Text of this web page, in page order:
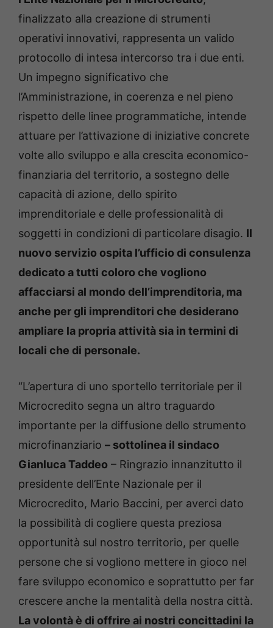
finalizzato alla creazione di strumenti
operativi innovativi, rappresenta un valido
protocollo di intesa intercorso tra i due enti.
Un impegno significativo che
l’Amministrazione, in coerenza e nel pieno
rispetto delle linee programmatiche, intende
attuare per l’attivazione di iniziative concrete
volte allo sviluppo e alla crescita economico-
finanziaria del territorio, a sostegno delle
capacità di azione, dello spirito
imprenditoriale e delle professionalità di
soggetti in condizioni di particolare disagio. Il
nuovo servizio ospita l’ufficio di consulenza
dedicato a tutti coloro che vogliono
affacciarsi al mondo dell’imprenditoria, ma
anche per gli imprenditori che desiderano
ampliare la propria attività sia in termini di
locali che di personale.
“L’apertura di uno sportello territoriale per il
Microcredito segna un altro traguardo
importante per la diffusione dello strumento
microfinanziario – sottolinea il sindaco
Gianluca Taddeo – Ringrazio innanzitutto il
presidente dell’Ente Nazionale per il
Microcredito, Mario Baccini, per averci dato
la possibilità di cogliere questa preziosa
opportunità sul nostro territorio, per quelle
persone che si vogliono mettere in gioco nel
fare sviluppo economico e soprattutto per far
crescere anche la mentalità della nostra città.
La volontà è di offrire ai nostri concittadini la